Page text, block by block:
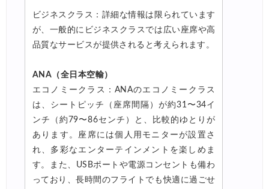
ビジネスクラス：詳細な情報は限られています
が、一般的にビジネスクラスでは広い座席や高
品質なサービスが提供されると考えられます。
ANA（全日本空輸）
エコノミークラス：ANAのエコノミークラス
は、シートピッチ（座席間隔）が約31〜34イ
ンチ（約79〜86センチ）と、比較的ゆとりが
あります。座席には個人用モニターが設置さ
れ、多彩なエンターテインメントを楽しめま
す。また、USBポートや電源コンセントも備わ
っており、長時間のフライトでも快適に過ごせ